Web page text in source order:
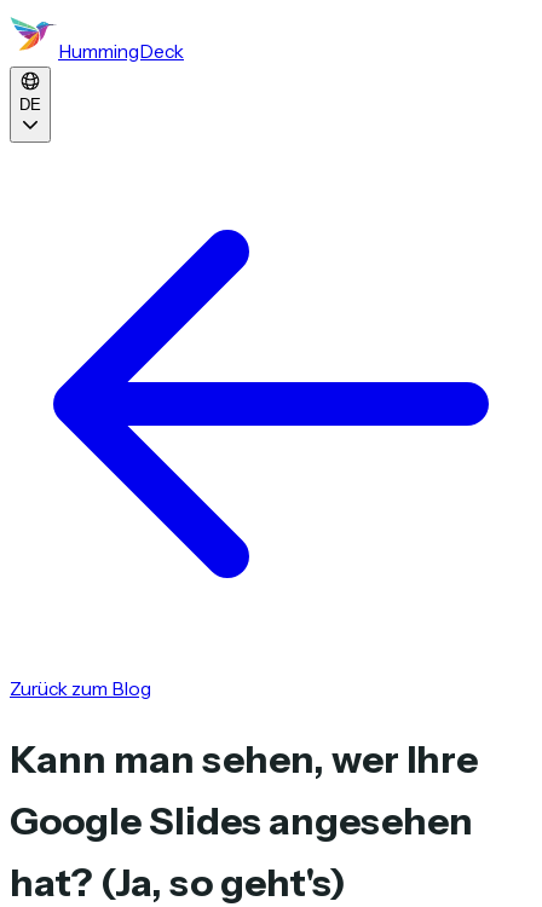
HummingDeck
DE
Zurück zum Blog
Kann man sehen, wer Ihre
Google Slides angesehen
hat? (Ja, so geht's)